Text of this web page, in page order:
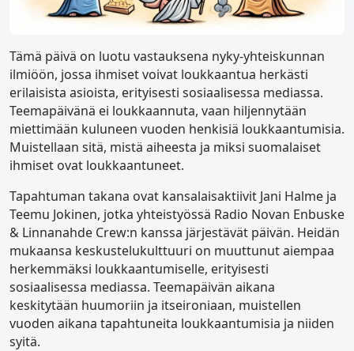
Tämä päivä on luotu vastauksena nyky-yhteiskunnan
ilmiöön, jossa ihmiset voivat loukkaantua herkästi
erilaisista asioista, erityisesti sosiaalisessa mediassa.
Teemapäivänä ei loukkaannuta, vaan hiljennytään
miettimään kuluneen vuoden henkisiä loukkaantumisia.
Muistellaan sitä, mistä aiheesta ja miksi suomalaiset
ihmiset ovat loukkaantuneet.
Tapahtuman takana ovat kansalaisaktiivit Jani Halme ja
Teemu Jokinen, jotka yhteistyössä Radio Novan Enbuske
& Linnanahde Crew:n kanssa järjestävät päivän. Heidän
mukaansa keskustelukulttuuri on muuttunut aiempaa
herkemmäksi loukkaantumiselle, erityisesti
sosiaalisessa mediassa. Teemapäivän aikana
keskitytään huumoriin ja itseironiaan, muistellen
vuoden aikana tapahtuneita loukkaantumisia ja niiden
syitä.